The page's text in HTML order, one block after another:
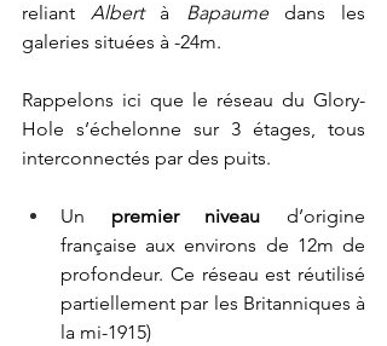
reliant Albert à Bapaume dans les
galeries situées à -24m.
Rappelons ici que le réseau du Glory-
Hole s’échelonne sur 3 étages, tous
interconnectés par des puits.
Un premier niveau d’origine
française aux environs de 12m de
profondeur. Ce réseau est réutilisé
partiellement par les Britanniques à
la mi-1915)